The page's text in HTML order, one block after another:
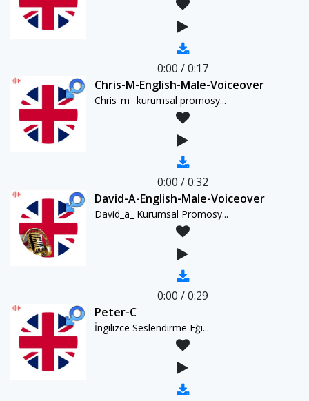
0:00 /0:17
Chris-M-English-Male-Voiceover
Chris_m_ kurumsal promosy...
0:00 /0:32
David-A-English-Male-Voiceover
David_a_ Kurumsal Promosy...
0:00 /0:29
Peter-C
İngilizce Seslendirme Eği...